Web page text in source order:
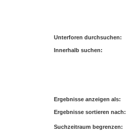
Unterforen durchsuchen:
Innerhalb suchen:
Ergebnisse anzeigen als:
Ergebnisse sortieren nach:
Suchzeitraum begrenzen: